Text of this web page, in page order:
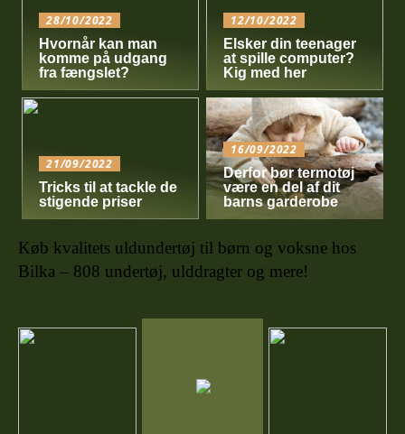
28/10/2022
Hvornår kan man
komme på udgang
fra fængslet?
12/10/2022
Elsker din teenager
at spille computer?
Kig med her
21/09/2022
Tricks til at tackle de
stigende priser
16/09/2022
Derfor bør termotøj
være en del af dit
barns garderobe
Køb kvalitets uldundertøj til børn og voksne hos
Bilka – 808 undertøj, ulddragter og mere!